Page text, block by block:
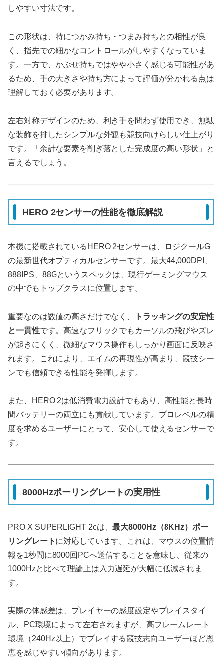
しやすい寸法です。
この形状は、特につかみ持ち・つまみ持ちとの相性が良
く、指先での細かなコントロールがしやすくなっていま
す。一方で、かぶせ持ちではやや小さく感じる可能性があ
るため、手の大きさや持ち方によって評価が分かれる点は
理解しておく必要があります。
左右対称デザインのため、利き手を問わず使用でき、無駄
な装飾を排したシンプルな外観も競技向けらしい仕上がり
です。「余計な要素を削ぎ落とした完成度の高い形状」と
言えるでしょう。
HERO 2センサーの性能を徹底解説
本機に搭載されているHERO 2センサーは、ロジクールG
の最新世代オプティカルセンサーです。最大44,000DPI、
888IPS、88Gというスペックは、現行ゲーミングマウス
の中でもトップクラスに位置します。
重要なのは数値の高さだけでなく、
トラッキングの安定性
と一貫性です。高速なフリックでもカーソルの飛びやズレ
が起きにくく、微細なマウス操作もしっかり画面に反映さ
れます。これにより、エイムの再現性が高まり、競技シー
ンでも信頼できる性能を発揮します。
また、HERO 2は低消費電力設計でもあり、高性能と長時
間バッテリーの両立にも貢献しています。プロレベルの精
度を求めるユーザーにとって、安心して使えるセンサーで
す。
8000Hzポーリングレートの実用性
PRO X SUPERLIGHT 2cは、 最大8000Hz（8KHz）ポー
リングレート に対応しています。これは、マウスの位置情
報を1秒間に8000回PCへ送信することを意味し、従来の
1000Hzと比べて理論上は入力遅延が大幅に低減されま
す。
実際の体感差は、プレイヤーの感度設定やプレイスタイ
ル、PC環境によって左右されますが、高フレームレート
環境（240Hz以上）でプレイする競技志向ユーザーほど恩
恵を感じやすい傾向があります。